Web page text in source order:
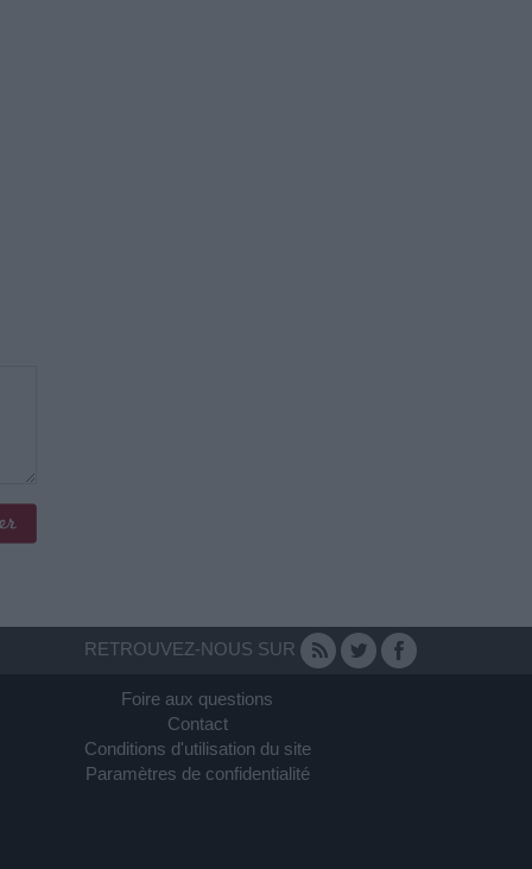
RETROUVEZ-NOUS SUR
Foire aux questions
Contact
Conditions d'utilisation du site
Paramètres de confidentialité